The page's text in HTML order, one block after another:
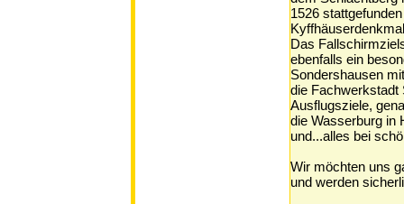
1526
Das
ebenfalls ein
Sondershausen
die Fachwerkstadt
Ausflugsziele,
die Wasserburg in
und...alles bei
Wir möchten uns
und werden